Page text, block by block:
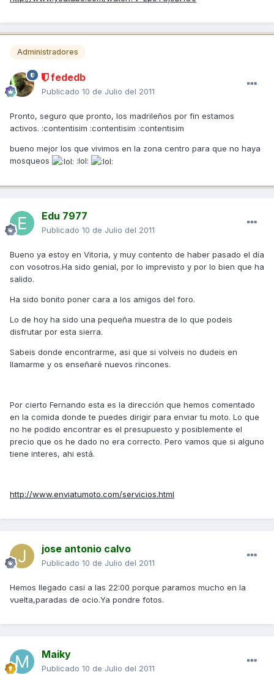
Administradores
fededb
Publicado 10 de Julio del 2011
Pronto, seguro que pronto, los madrileños por fin estamos
activos. :contentisim :contentisim :contentisim
bueno mejor los que vivimos en la zona centro para que no haya
mosqueos
:lol:
Edu 7977
Publicado 10 de Julio del 2011
Bueno ya estoy en Vitoria, y muy contento de haber pasado el día
con vosotros.Ha sido genial, por lo imprevisto y por lo bien que ha
salido.
Ha sido bonito poner cara a los amigos del foro.
Lo de hoy ha sido una pequeña muestra de lo que podeis
disfrutar por esta sierra.
Sabeis donde encontrarme, asi que si volveis no dudeis en
llamarme y os enseñaré nuevos rincones.
Por cierto Fernando esta es la dirección que hemos comentado
en la comida donde te puedes dirigir para enviar tu moto. Lo que
no he podido encontrar es el presupuesto y posiblemente el
precio que os he dado no era correcto. Pero vamos que si alguno
tiene interes, ahi está.
http://www.enviatumoto.com/servicios.html
jose antonio calvo
Publicado 10 de Julio del 2011
Hemos llegado casi a las 22:00 porque paramos mucho en la
vuelta,paradas de ocio.Ya pondre fotos.
Maiky
Publicado 10 de Julio del 2011